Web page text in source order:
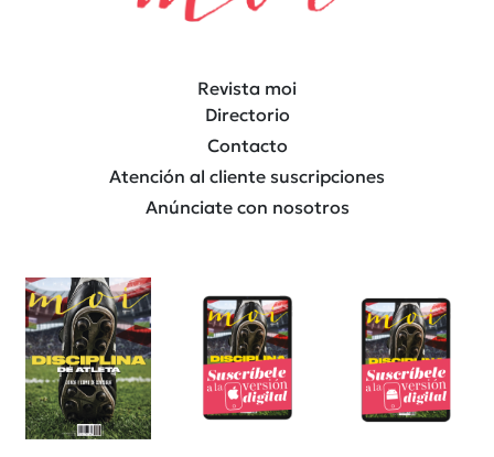
Revista moi
Directorio
Contacto
Atención al cliente suscripciones
Anúnciate con nosotros